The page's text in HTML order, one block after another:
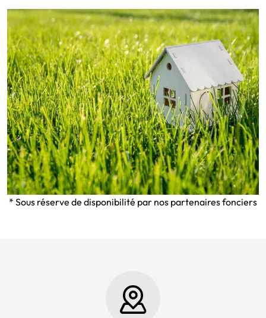
* Sous réserve de disponibilité par nos partenaires fonciers